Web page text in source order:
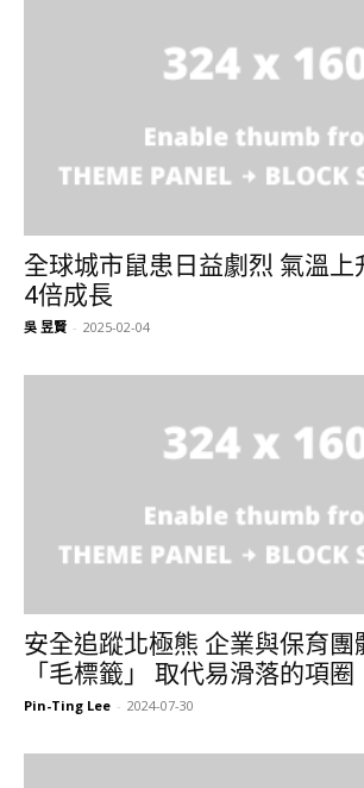
全球城市鼠患日益劇烈 氣溫上
4倍成長
吳 昱賢 - 2025-02-04
安全追蹤北極熊 企業與保育團
「毛標籤」 取代易滑落的項圈
Pin-Ting Lee - 2024-07-30